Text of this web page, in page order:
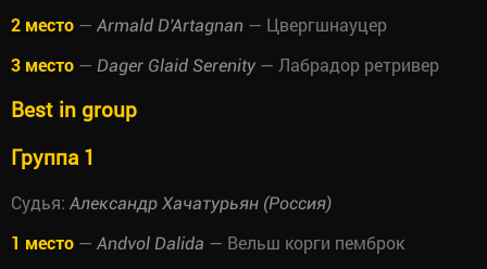
2 место — Armald D'Artagnan — Цвергшнауцер
3 место — Dager Glaid Serenity — Лабрадор ретривер
Best in group
Группа 1
Судья: Александр Хачатурьян (Россия)
1 место — Andvol Dalida — Вельш корги пемброк